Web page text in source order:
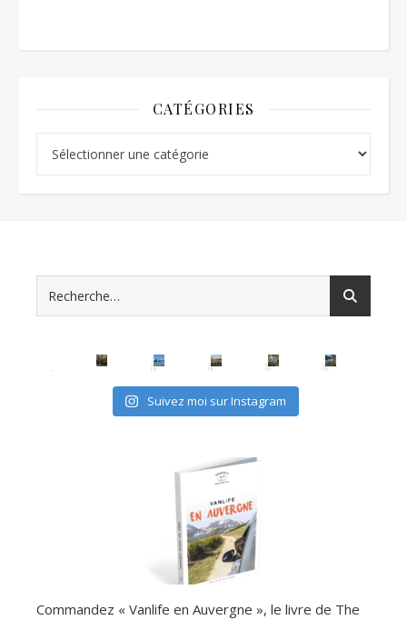
CATÉGORIES
Suivez moi sur Instagram
Commandez « Vanlife en Auvergne », le livre de The